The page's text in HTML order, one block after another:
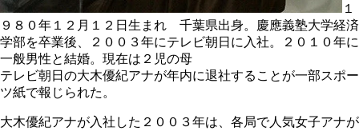
１
９８０年１２月１２日生まれ 千葉県出身。慶應義塾大学経済
学部を卒業後、２００３年にテレビ朝日に入社。２０１０年に
一般男性と結婚。現在は２児の母
テレビ朝日の大木優紀アナが年内に退社することが一部スポー
ツ紙で報じられた。
大木優紀アナが入社した２００３年は、各局で人気女子アナが